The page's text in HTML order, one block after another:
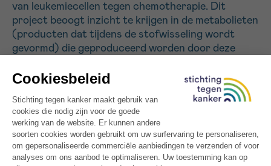
van leukemiecellen tegen chemotherapie. Dit
project beoogt inzicht te krijgen in de metabolieten
(producten dat tijdens de stofwisseling wordt
gevormd) die geproduceerd worden door deze
voor leukemiecellen en hen helpen resistent te
worden aan de therapie. Het doel van dit onderzoek
is de ontwikkeling van nieuwe geneesmiddelen die
de communicatie tussen cellen in het beenmerg
verstoren en zo resistentie tegen chemotherapie
verhinderen en zodoende de overlevingskansen van
de patiënt verbeteren.